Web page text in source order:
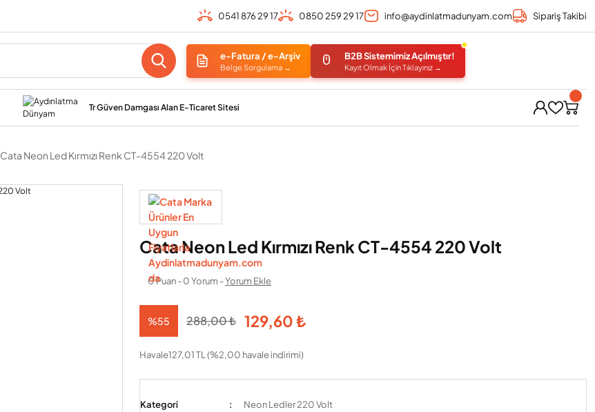
0541 876 29 17 0850 259 29 17 info@aydinlatmadunyam.com Sipariş Takibi
e-Fatura / e-Arşiv
Belge Sorgulama →
B2B Sistemimiz Açılmıştır!
Kayıt Olmak İçin Tıklayınız →
Tr Güven Damgası Alan E-Ticaret Sitesi
Cata Neon Led Kırmızı Renk CT-4554 220 Volt
Cata Neon Led Kırmızı Renk CT-4554 220 Volt
0 Puan - 0 Yorum -Yorum Ekle
%55 288,00 ₺ 129,60 ₺
Havale127,01 TL (%2,00 havale indirimi)
Kategori
Neon Ledler 220 Volt